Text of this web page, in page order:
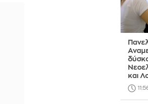
και